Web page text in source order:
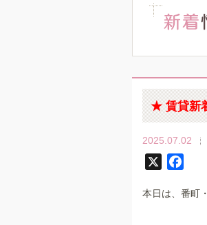
★ 賃貸新
2025.07.02
c
本日は、番町